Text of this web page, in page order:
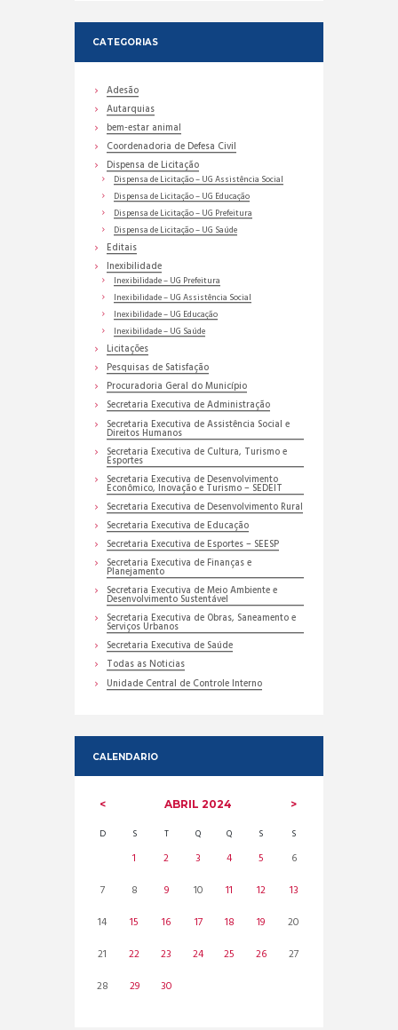
CATEGORIAS
Adesão
Autarquias
bem-estar animal
Coordenadoria de Defesa Civil
Dispensa de Licitação
Dispensa de Licitação – UG Assistência Social
Dispensa de Licitação – UG Educação
Dispensa de Licitação – UG Prefeitura
Dispensa de Licitação – UG Saúde
Editais
Inexibilidade
Inexibilidade – UG Prefeitura
Inexibilidade – UG Assistência Social
Inexibilidade – UG Educação
Inexibilidade – UG Saúde
Licitações
Pesquisas de Satisfação
Procuradoria Geral do Município
Secretaria Executiva de Administração
Secretaria Executiva de Assistência Social e
Direitos Humanos
Secretaria Executiva de Cultura, Turismo e
Esportes
Secretaria Executiva de Desenvolvimento
Econômico, Inovação e Turismo – SEDEIT
Secretaria Executiva de Desenvolvimento Rural
Secretaria Executiva de Educação
Secretaria Executiva de Esportes – SEESP
Secretaria Executiva de Finanças e
Planejamento
Secretaria Executiva de Meio Ambiente e
Desenvolvimento Sustentável
Secretaria Executiva de Obras, Saneamento e
Serviços Urbanos
Secretaria Executiva de Saúde
Todas as Noticias
Unidade Central de Controle Interno
CALENDARIO
ABRIL 2024
D S T Q Q S S
1 2 3 4 5
6
7
8 9 10 11 12
13
14
15 16 17 18 19
20
21
22 23 24 25 26
27
28
29 30